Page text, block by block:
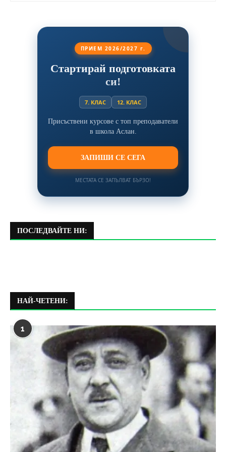
ПРИЕМ 2026/2027 г.
Стартирай подготовката
си!
7. КЛАС 12. КЛАС
Присъствени курсове с топ преподаватели
в школа Аслан.
ЗАПИШИ СЕ СЕГА
МЕСТАТА СЕ ЗАПЪЛВАТ БЪРЗО!
ПОСЛЕДВАЙТЕ НИ:
НАЙ-ЧЕТЕНИ:
1